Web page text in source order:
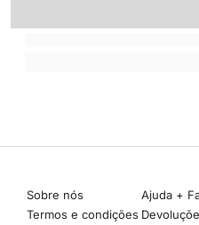
Sobre nós
Termos e condições
Ajuda +